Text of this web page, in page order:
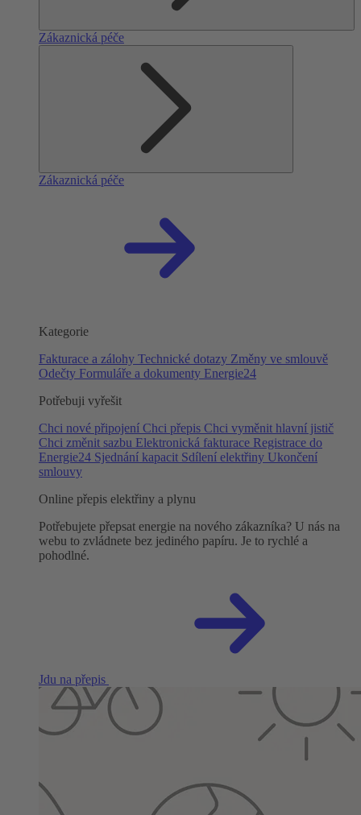
Zákaznická péče
Zákaznická péče
Kategorie
Fakturace a zálohy Technické dotazy Změny ve smlouvě
Odečty Formuláře a dokumenty Energie24
Potřebuji vyřešit
Chci nové připojení Chci přepis Chci vyměnit hlavní jistič
Chci změnit sazbu Elektronická fakturace Registrace do
Energie24 Sjednání kapacit Sdílení elektřiny Ukončení
smlouvy
Online přepis elektřiny a plynu
Potřebujete přepsat energie na nového zákazníka? U nás na
webu to zvládnete bez jediného papíru. Je to rychlé a
pohodlné.
Jdu na přepis